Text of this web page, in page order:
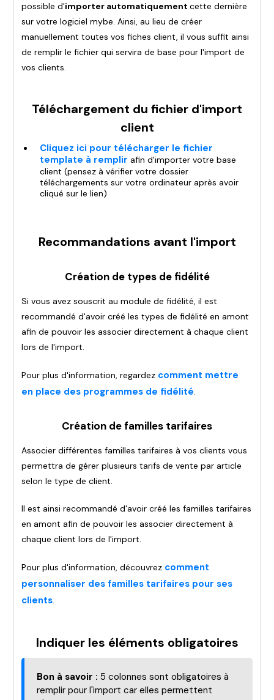
possible d'importer automatiquementcette dernière
sur votre logiciel mybe. Ainsi, au lieu de créer
manuellement toutes vos fiches client, il vous suffit ainsi
de remplir le fichier qui servira de base pour l'import de
vos clients.
Téléchargement du fichier d'import
client
Cliquez ici pour télécharger le fichier
template à remplir afin d'importer votre base
client (pensez à vérifier votre dossier
téléchargements sur votre ordinateur après avoir
cliqué sur le lien)
Recommandations avant l'import
Création de types de fidélité
Si vous avez souscrit au module de fidélité, il est
recommandé d'avoir créé les types de fidélité en amont
afin de pouvoir les associer directement à chaque client
lors de l'import.
Pour plus d'information, regardez comment mettre
en place des programmes de fidélité.
Création de familles tarifaires
Associer différentes familles tarifaires à vos clients vous
permettra de gérer plusieurs tarifs de vente par article
selon le type de client.
Il est ainsi recommandé d'avoir créé les familles tarifaires
en amont afin de pouvoir les associer directement à
chaque client lors de l'import.
Pour plus d'information, découvrez comment
personnaliser des familles tarifaires pour ses
clients.
Indiquer les éléments obligatoires
Bon à savoir :5 colonnes sont obligatoires à
remplir pour l'import car elles permettent